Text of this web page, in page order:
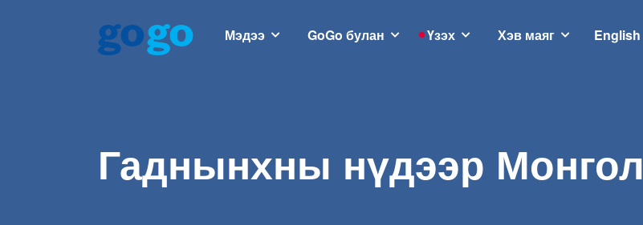
Мэдээ GoGo булан Үзэх Хэв маяг English
Гаднынхны нүдээр Монгол